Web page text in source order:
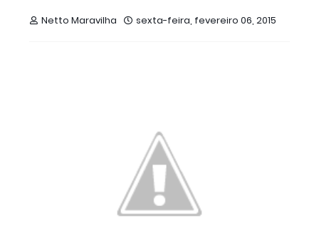
Netto Maravilha sexta-feira, fevereiro 06, 2015